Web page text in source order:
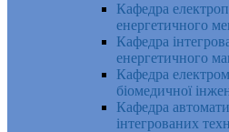
Кафедра
енергетичного
Кафедра
енергетичного
Кафедра
біомедичної
Кафедра
інтегрованих